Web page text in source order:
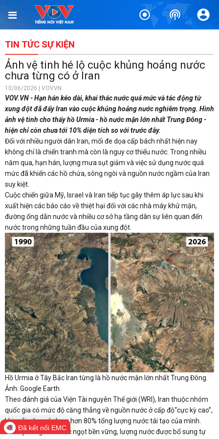
TIN TỨC SỰ KIỆN
Ảnh vệ tinh hé lộ cuộc khủng hoảng nước
chưa từng có ở Iran
10/06/2026 | VOVVN
VOV.VN - Hạn hán kéo dài, khai thác nước quá mức và tác động từ
xung đột đã đẩy Iran vào cuộc khủng hoảng nước nghiêm trọng. Hình
ảnh vệ tinh cho thấy hồ Urmia - hồ nước mặn lớn nhất Trung Đông -
hiện chỉ còn chưa tới 10% diện tích so với trước đây.
Đối với nhiều người dân Iran, mối đe dọa cấp bách nhất hiện nay
không chỉ là chiến tranh mà còn là nguy cơ thiếu nước. Trong nhiều
năm qua, hạn hán, lượng mưa sụt giảm và việc sử dụng nước quá
mức đã khiến các hồ chứa, sông ngòi và nguồn nước ngầm của Iran
suy kiệt.
Cuộc chiến giữa Mỹ, Israel và Iran tiếp tục gây thêm áp lực sau khi
xuất hiện các báo cáo về thiệt hại đối với các nhà máy khử mặn,
đường ống dẫn nước và nhiều cơ sở hạ tầng dân sự liên quan đến
nước trong những tuần đầu của xung đột.
Hồ Urmia ở Tây Bắc Iran từng là hồ nước mặn lớn nhất Trung Đông.
Ảnh: Google Earth
Theo đánh giá của Viện Tài nguyên Thế giới (WRI), Iran thuộc nhóm
quốc gia có mức độ căng thẳng về nguồn nước ở cấp độ“cực kỳ cao”,
khi mỗi năm sử dụng hơn 80% tổng lượng nước tái tạo của mình.
Để duy trì nguồn nước ngọt bền vững, lượng nước được bổ sung tự
Đã kết nối EMC